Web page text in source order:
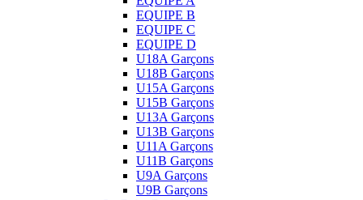
EQUIPE B
EQUIPE C
EQUIPE D
U18A Garçons
U18B Garçons
U15A Garçons
U15B Garçons
U13A Garçons
U13B Garçons
U11A Garçons
U11B Garçons
U9A Garçons
U9B Garçons